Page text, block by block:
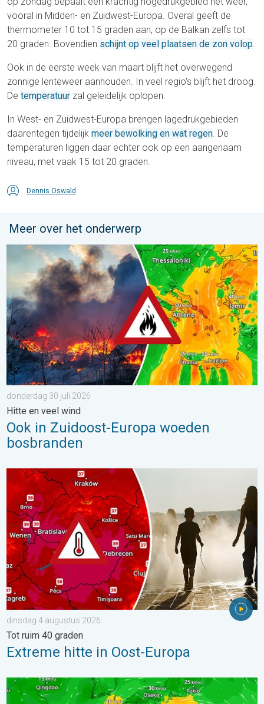
vooral in Midden- en Zuidwest-Europa. Overal geeft de
thermometer 10 tot 15 graden aan, op de Balkan zelfs tot
20 graden. Bovendien schijnt op veel plaatsen de zon volop.
Ook in de eerste week van maart blijft het overwegend
zonnige lenteweer aanhouden. In veel regio's blijft het droog.
De temperatuur zal geleidelijk oplopen.
In West- en Zuidwest-Europa brengen lagedrukgebieden
daarentegen tijdelijk meer bewolking en wat regen. De
temperaturen liggen daar echter ook op een aangenaam
niveau, met vaak 15 tot 20 graden.
Dennis Oswald
Meer over het onderwerp
Ook in Zuidoost-Europa woeden bosbranden. Hitte en veel
donderdag 30 juli 2026
Hitte en veel wind
Ook in Zuidoost-Europa woeden
bosbranden
Extreme hitte in Oost-Europa. Tot ruim 40 graden. . . dinsdag
dinsdag 4 augustus 2026
Tot ruim 40 graden
Extreme hitte in Oost-Europa
Tyfoon Dolphin op weg naar Japan. Veel regen en wind. . .